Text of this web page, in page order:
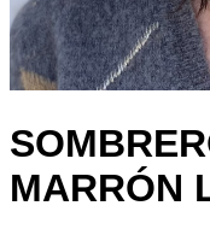
MARRÓN